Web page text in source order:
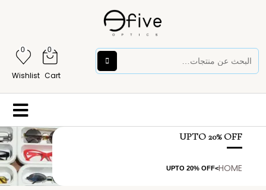
0
Cart
0
Wishlist
UPTO 20% OFF
HOME
>
UPTO 20% OFF